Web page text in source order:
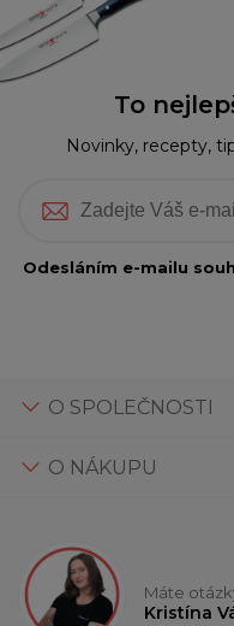
To
Novinky, recepty,
Odesláním e-mailu
O SPOLEČNOSTI
O NÁKUPU
Máte
Kristína